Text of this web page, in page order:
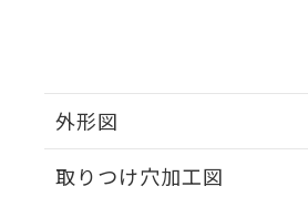
外形図
取りつけ穴加工図